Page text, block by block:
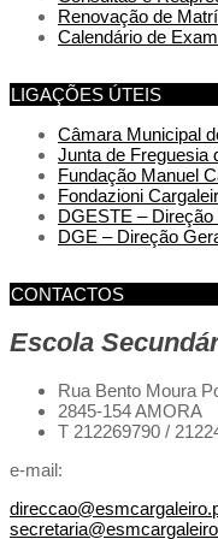
Renovação de
Calendário de
LIGAÇÕES ÚTEIS
Câmara Municipal
Junta de Freguesia
Fundação Manuel
Fondazioni
DGESTE –
DGE – Direção
CONTACTOS
Escola
Rua Bento Moura
2845-154 AMORA
T 212269790 /
e-mail: